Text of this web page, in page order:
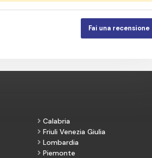
Fai una recensione
Calabria
Friuli Venezia Giulia
Lombardia
Piemonte